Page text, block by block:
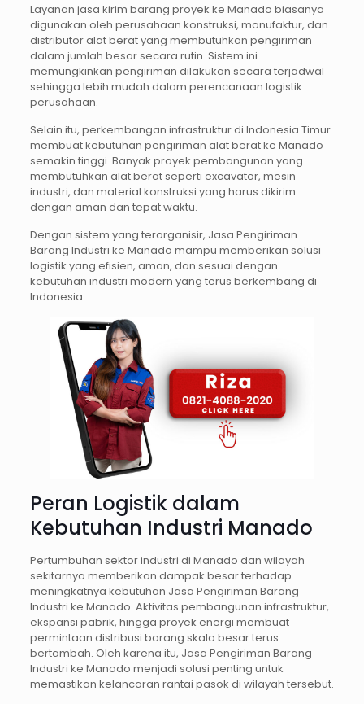
Layanan jasa kirim barang proyek ke Manado biasanya
digunakan oleh perusahaan konstruksi, manufaktur, dan
distributor alat berat yang membutuhkan pengiriman
dalam jumlah besar secara rutin. Sistem ini
memungkinkan pengiriman dilakukan secara terjadwal
sehingga lebih mudah dalam perencanaan logistik
perusahaan.
Selain itu, perkembangan infrastruktur di Indonesia Timur
membuat kebutuhan pengiriman alat berat ke Manado
semakin tinggi. Banyak proyek pembangunan yang
membutuhkan alat berat seperti excavator, mesin
industri, dan material konstruksi yang harus dikirim
dengan aman dan tepat waktu.
Dengan sistem yang terorganisir, Jasa Pengiriman
Barang Industri ke Manado mampu memberikan solusi
logistik yang efisien, aman, dan sesuai dengan
kebutuhan industri modern yang terus berkembang di
Indonesia.
Peran Logistik dalam
Kebutuhan Industri Manado
Pertumbuhan sektor industri di Manado dan wilayah
sekitarnya memberikan dampak besar terhadap
meningkatnya kebutuhan Jasa Pengiriman Barang
Industri ke Manado. Aktivitas pembangunan infrastruktur,
ekspansi pabrik, hingga proyek energi membuat
permintaan distribusi barang skala besar terus
bertambah. Oleh karena itu, Jasa Pengiriman Barang
Industri ke Manado menjadi solusi penting untuk
memastikan kelancaran rantai pasok di wilayah tersebut.